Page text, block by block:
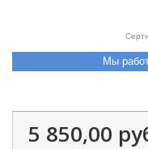
Мы
5 850,00